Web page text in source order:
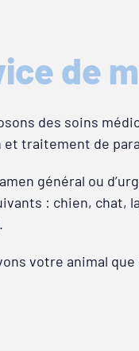
de
des soins
et traitement de
général ou
: chien, chat,
votre animal